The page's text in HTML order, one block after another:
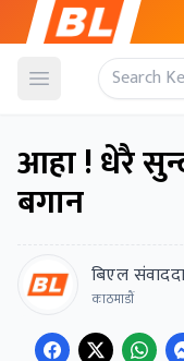
Open menu
आहा ! धेरै
बगान
बिएल
काठमाडाैं